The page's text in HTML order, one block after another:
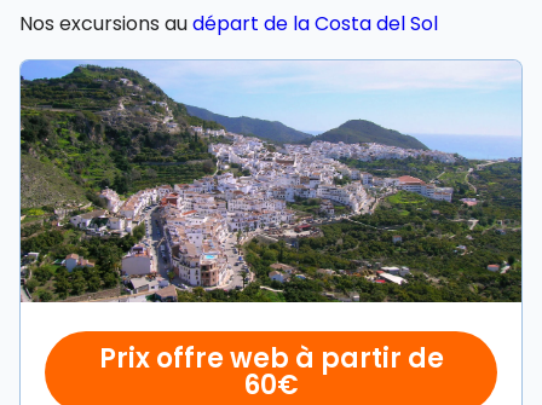
Nos excursions audépart de la Costa del Sol
Prix offre web à partir de
60€